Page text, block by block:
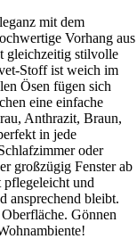
mit dem
Vorhang aus
gleichzeitig stilvolle
Stoff ist weich im
Ösen fügen sich
eine einfache
Anthrazit, Braun,
in jede
oder
großzügig Fenster ab
und
ansprechend bleibt.
Gönnen